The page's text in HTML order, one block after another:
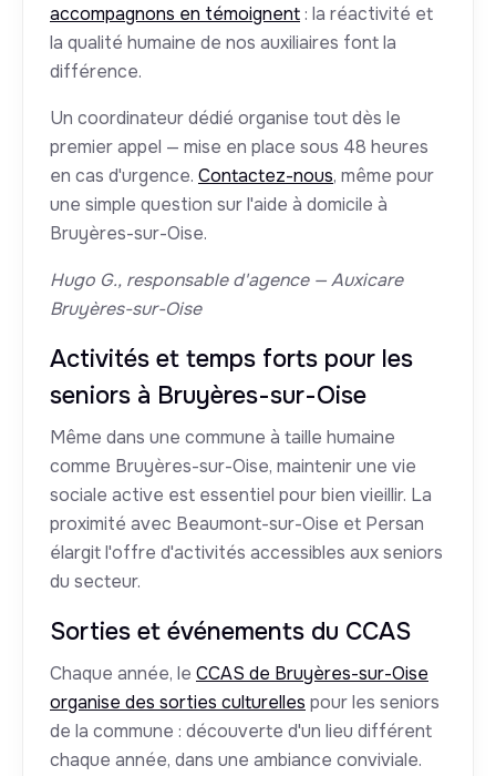
accompagnons en témoignent: la réactivité et
la qualité humaine de nos auxiliaires font la
différence.
Un coordinateur dédié organise tout dès le
premier appel — mise en place sous 48 heures
en cas d'urgence. Contactez-nous, même pour
une simple question sur l'aide à domicile à
Bruyères-sur-Oise.
Hugo G., responsable d'agence — Auxicare
Bruyères-sur-Oise
Activités et temps forts pour les
seniors à Bruyères-sur-Oise
Même dans une commune à taille humaine
comme Bruyères-sur-Oise, maintenir une vie
sociale active est essentiel pour bien vieillir. La
proximité avec Beaumont-sur-Oise et Persan
élargit l'offre d'activités accessibles aux seniors
du secteur.
Sorties et événements du CCAS
Chaque année, le CCAS de Bruyères-sur-Oise
organise des sorties culturelles pour les seniors
de la commune : découverte d'un lieu différent
chaque année, dans une ambiance conviviale.